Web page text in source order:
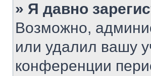
» Я давно
Возможно,
или удалил вашу
конференции